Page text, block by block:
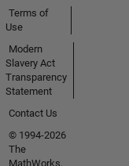
Terms of
Use
Modern
Slavery Act
Transparency
Statement
Contact Us
© 1994-2026
The
MathWorks,